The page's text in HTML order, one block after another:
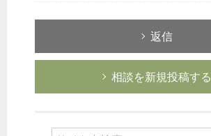
返信
相談を新規投稿する
経営の知恵
総務の給湯室
秘書のノウハウ